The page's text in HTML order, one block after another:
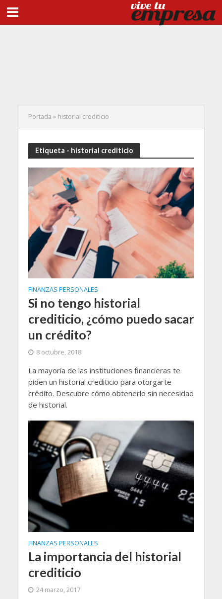
Portada » historial crediticio
Etiqueta - historial crediticio
FINANZAS PERSONALES
Si no tengo historial
crediticio, ¿cómo puedo sacar
un crédito?
8 octubre, 2018
La mayoría de las instituciones financieras te
piden un historial crediticio para otorgarte
crédito. Descubre cómo obtenerlo sin necesidad
de historial.
FINANZAS PERSONALES
La importancia del historial
crediticio
24 marzo, 2017